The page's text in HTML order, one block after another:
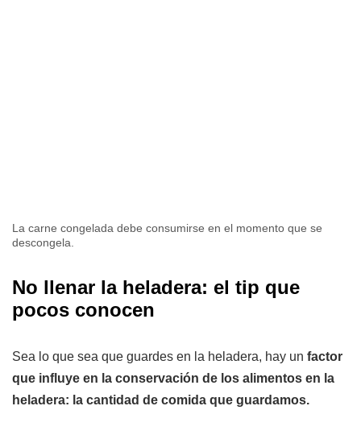
La carne congelada debe consumirse en el momento que se
descongela.
No llenar la heladera: el tip que
pocos conocen
Sea lo que sea que guardes en la heladera, hay un factor
que influye en la conservación de los alimentos en la
heladera: la cantidad de comida que guardamos.